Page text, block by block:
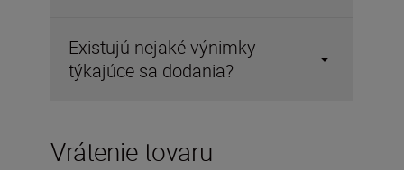
Existujú nejaké výnimky
týkajúce sa dodania?
Vrátenie tovaru